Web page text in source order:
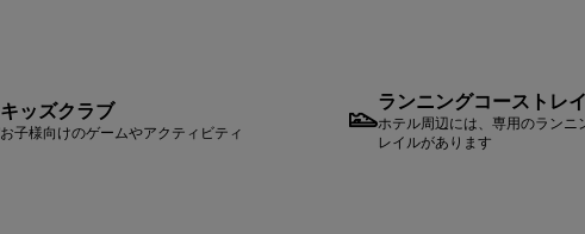
キッズクラブ
お子様向けのゲームやアクティビティ
ランニングコーストレ
ホテル周辺には、専用のランニ
レイルがあります